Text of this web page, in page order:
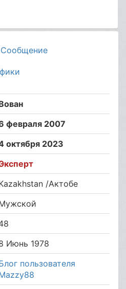
Сообщение
февраля 2007
октября 2023
/Актобе
Июнь 1978
пользователя